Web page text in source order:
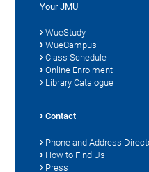
Your JMU
WueStudy
WueCampus
Class Schedule
Online Enrolment
Library Catalogue
Contact
Phone and Address
How to Find Us
Press